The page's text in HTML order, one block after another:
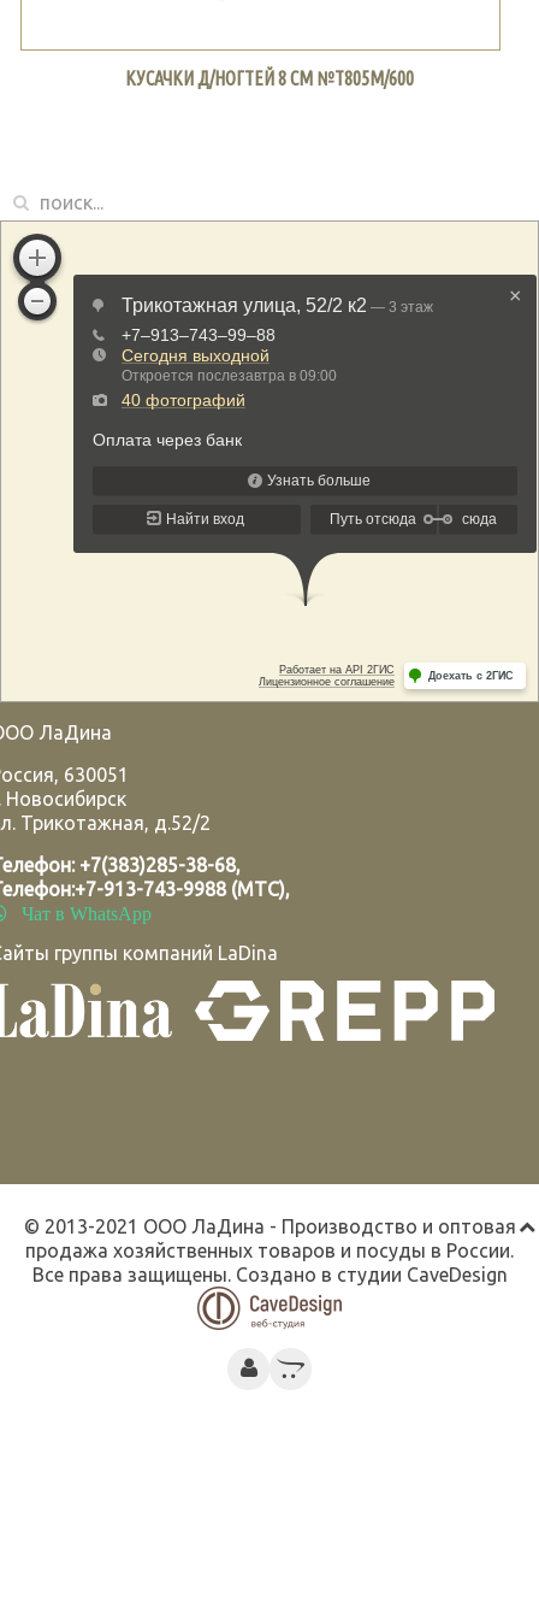
КУСАЧКИ Д/НОГТЕЙ 8 СМ №Т805М/600
ЛаДина
, 630051
Новосибирск
Трикотажная, д.52/2
+7(383)285-38-68,
+7-913-743-9988 (МТС),
Чат в WhatsApp
группы компаний LaDina
© 2013-2021 ООО ЛаДина - Производство и оптовая
продажа хозяйственных товаров и посуды в России.
Все права защищены. Создано в студии CaveDesign